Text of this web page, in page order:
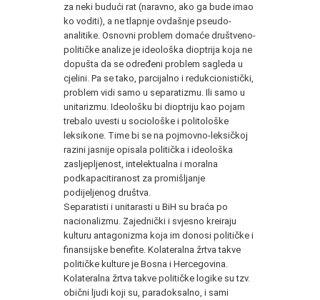
za neki budući rat (naravno, ako ga bude imao
ko voditi), a ne tlapnje ovdašnje pseudo-
analitike. Osnovni problem domaće društveno-
političke analize je ideološka dioptrija koja ne
dopušta da se određeni problem sagleda u
cjelini. Pa se tako, parcijalno i redukcionistički,
problem vidi samo u separatizmu. Ili samo u
unitarizmu. Ideološku bi dioptriju kao pojam
trebalo uvesti u sociološke i politološke
leksikone. Time bi se na pojmovno-leksičkoj
razini jasnije opisala politička i ideološka
zasljepljenost, intelektualna i moralna
podkapacitiranost za promišljanje
podijeljenog društva.
Separatisti i unitarasti u BiH su braća po
nacionalizmu. Zajednički i svjesno kreiraju
kulturu antagonizma koja im donosi političke i
finansijske benefite. Kolateralna žrtva takve
političke kulture je Bosna i Hercegovina.
Kolateralna žrtva takve političke logike su tzv.
obični ljudi koji su, paradoksalno, i sami